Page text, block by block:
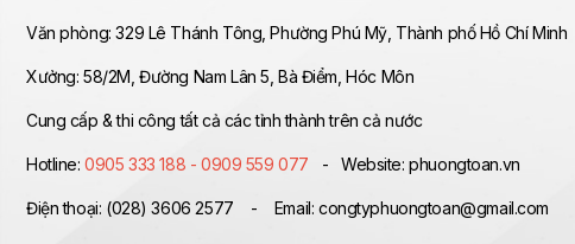
Văn phòng: 329 Lê Thánh Tông, Phường Phú Mỹ, Thành phố Hồ Chí Minh
Xưởng: 58/2M, Đường Nam Lân 5, Bà Điểm, Hóc Môn
Cung cấp & thi công tất cả các tỉnh thành trên cả nước
Hotline:0905 333 188 - 0909 559 077 - Website: phuongtoan.vn
Điện thoại: (028) 3606 2577 - Email: congtyphuongtoan@gmail.com